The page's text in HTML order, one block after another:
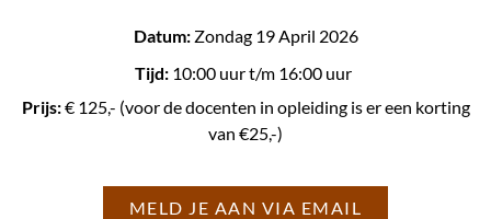
Datum:Zondag 19 April 2026
Tijd: 10:00 uurt/m 16:00 uur
Prijs:€ 125,- (voor de docenten in opleiding is er een korting
van €25,-)
MELD JE AAN VIA EMAIL